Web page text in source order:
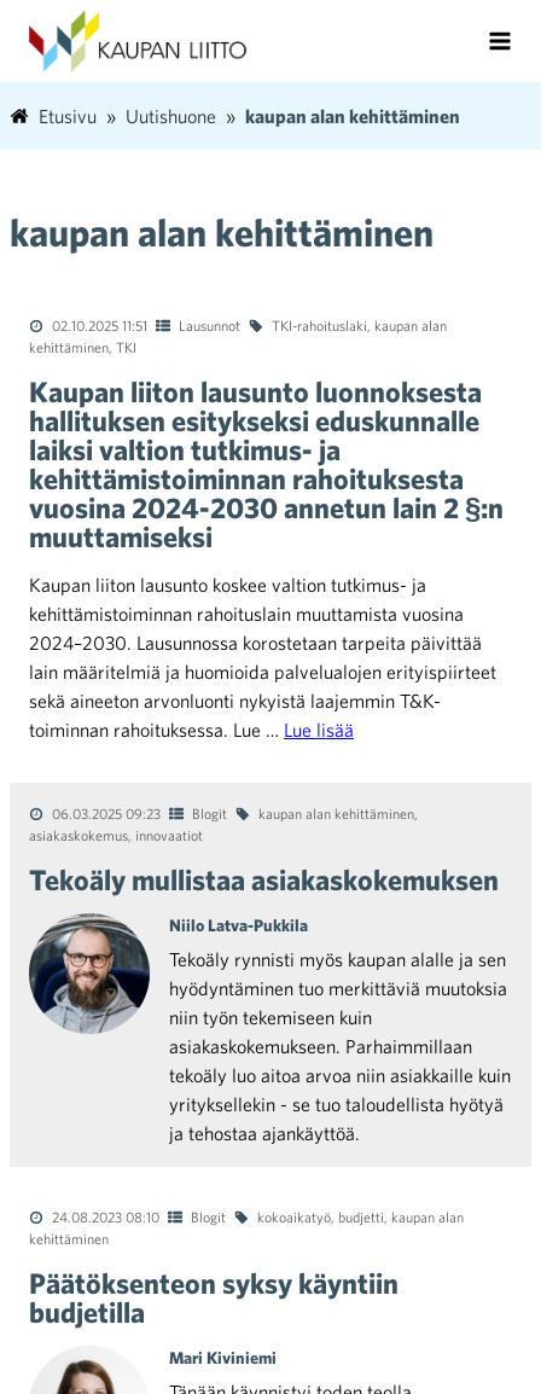
Etusivu Uutishuone kaupan alan kehittäminen
kaupan alan kehittäminen
02.10.2025 11:51 Lausunnot TKI-rahoituslaki, kaupan alan
kehittäminen, TKI
Kaupan liiton lausunto luonnoksesta
hallituksen esitykseksi eduskunnalle
laiksi valtion tutkimus- ja
kehittämistoiminnan rahoituksesta
vuosina 2024-2030 annetun lain 2 §:n
muuttamiseksi
Kaupan liiton lausunto koskee valtion tutkimus- ja
kehittämistoiminnan rahoituslain muuttamista vuosina
2024–2030. Lausunnossa korostetaan tarpeita päivittää
lain määritelmiä ja huomioida palvelualojen erityispiirteet
sekä aineeton arvonluonti nykyistä laajemmin T&K-
toiminnan rahoituksessa. Lue … Lue lisää
06.03.2025 09:23 Blogit kaupan alan kehittäminen,
asiakaskokemus, innovaatiot
Tekoäly mullistaa asiakaskokemuksen
Niilo Latva-Pukkila
Tekoäly rynnisti myös kaupan alalle ja sen
hyödyntäminen tuo merkittäviä muutoksia
niin työn tekemiseen kuin
asiakaskokemukseen. Parhaimmillaan
tekoäly luo aitoa arvoa niin asiakkaille kuin
yrityksellekin - se tuo taloudellista hyötyä
ja tehostaa ajankäyttöä.
24.08.2023 08:10 Blogit kokoaikatyö, budjetti, kaupan alan
kehittäminen
Päätöksenteon syksy käyntiin
budjetilla
Mari Kiviniemi